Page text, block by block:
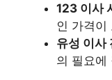
123 이사
인 가격이
유성 이사
의 필요에